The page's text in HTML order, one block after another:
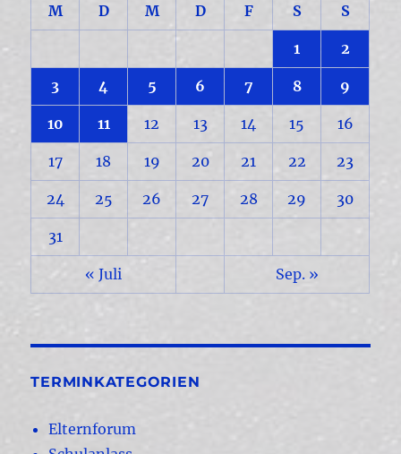
M D M D F S S
1 2
3 4 5 6 7 8 9
10 11 12 13 14 15 16
17 18 19 20 21 22 23
24 25 26 27 28 29 30
31
« Juli Sep. »
TERMINKATEGORIEN
Elternforum